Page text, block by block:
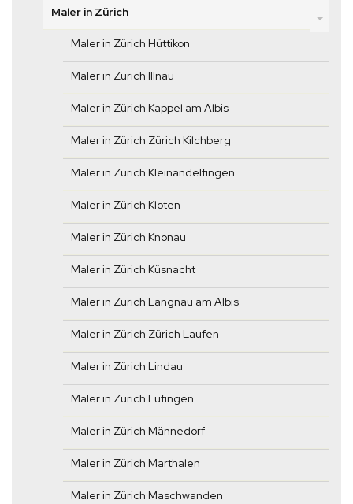
Maler in Zürich
Maler in Zürich Hüttikon
Maler in Zürich Illnau
Maler in Zürich Kappel am Albis
Maler in Zürich Zürich Kilchberg
Maler in Zürich Kleinandelfingen
Maler in Zürich Kloten
Maler in Zürich Knonau
Maler in Zürich Küsnacht
Maler in Zürich Langnau am Albis
Maler in Zürich Zürich Laufen
Maler in Zürich Lindau
Maler in Zürich Lufingen
Maler in Zürich Männedorf
Maler in Zürich Marthalen
Maler in Zürich Maschwanden